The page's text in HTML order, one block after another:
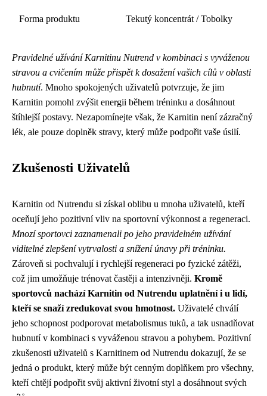
Forma produktu Tekutý koncentrát / Tobolky
Pravidelné užívání Karnitinu Nutrend v kombinaci s vyváženou
stravou a cvičením může přispět k dosažení vašich cílů v oblasti
hubnutí. Mnoho spokojených uživatelů potvrzuje, že jim
Karnitin pomohl zvýšit energii během tréninku a dosáhnout
štíhlejší postavy. Nezapomínejte však, že Karnitin není zázračný
lék, ale pouze doplněk stravy, který může podpořit vaše úsilí.
Zkušenosti Uživatelů
Karnitin od Nutrendu si získal oblibu u mnoha uživatelů, kteří
oceňují jeho pozitivní vliv na sportovní výkonnost a regeneraci.
Mnozí sportovci zaznamenali po jeho pravidelném užívání
viditelné zlepšení vytrvalosti a snížení únavy při tréninku.
Zároveň si pochvalují i rychlejší regeneraci po fyzické zátěži,
což jim umožňuje trénovat častěji a intenzivněji. Kromě
sportovců nachází Karnitin od Nutrendu uplatnění i u lidí,
kteří se snaží zredukovat svou hmotnost. Uživatelé chválí
jeho schopnost podporovat metabolismus tuků, a tak usnadňovat
hubnutí v kombinaci s vyváženou stravou a pohybem. Pozitivní
zkušenosti uživatelů s Karnitinem od Nutrendu dokazují, že se
jedná o produkt, který může být cenným doplňkem pro všechny,
kteří chtějí podpořit svůj aktivní životní styl a dosáhnout svých